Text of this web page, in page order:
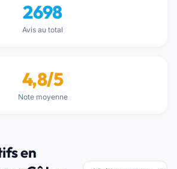
2698
Avis au total
4,8/5
Note moyenne
en